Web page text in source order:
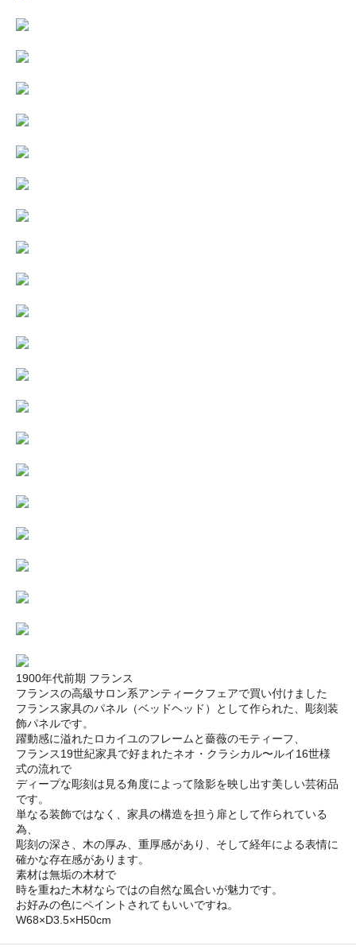
1900年代前期 フランス
フランスの高級サロン系アンティークフェアで買い付けました
フランス家具のパネル（ベッドヘッド）として作られた、彫刻装
飾パネルです。
躍動感に溢れたロカイユのフレームと薔薇のモティーフ、
フランス19世紀家具で好まれたネオ・クラシカル〜ルイ16世様
式の流れで
ディープな彫刻は見る角度によって陰影を映し出す美しい芸術品
です。
単なる装飾ではなく、家具の構造を担う扉として作られている
為、
彫刻の深さ、木の厚み、重厚感があり、そして経年による表情に
確かな存在感があります。
素材は無垢の木材で
時を重ねた木材ならではの自然な風合いが魅力です。
お好みの色にペイントされてもいいですね。
W68×D3.5×H50cm